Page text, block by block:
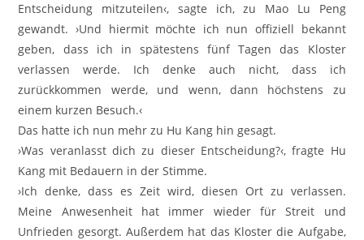
Entscheidung mitzuteilen‹, sagte ich, zu Mao Lu Peng
gewandt. ›Und hiermit möchte ich nun offiziell bekannt
geben, dass ich in spätestens fünf Tagen das Kloster
verlassen werde. Ich denke auch nicht, dass ich
zurückkommen werde, und wenn, dann höchstens zu
einem kurzen Besuch.‹
Das hatte ich nun mehr zu Hu Kang hin gesagt.
›Was veranlasst dich zu dieser Entscheidung?‹, fragte Hu
Kang mit Bedauern in der Stimme.
›Ich denke, dass es Zeit wird, diesen Ort zu verlassen.
Meine Anwesenheit hat immer wieder für Streit und
Unfrieden gesorgt. Außerdem hat das Kloster die Aufgabe,